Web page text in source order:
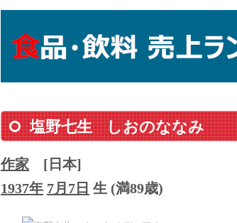
塩野七生 しおのななみ
作家
[日本]
1937年 7月7日 生 (満89歳)